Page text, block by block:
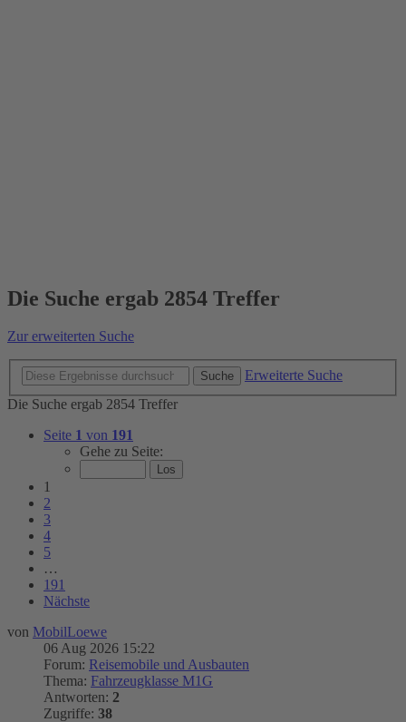
Die Suche ergab 2854 Treffer
Zur erweiterten Suche
Suche
Erweiterte Suche
Die Suche ergab 2854 Treffer
Seite 1 von 191
Gehe zu Seite:
1
2
3
4
5
…
191
Nächste
von MobilLoewe
06 Aug 2026 15:22
Forum: Reisemobile und Ausbauten
Thema: Fahrzeugklasse M1G
Antworten: 2
Zugriffe: 38